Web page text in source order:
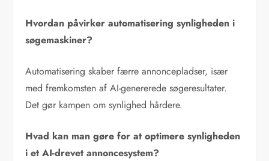
Hvordan påvirker automatisering synligheden i
søgemaskiner?
Automatisering skaber færre annoncepladser, især
med fremkomsten af AI-genererede søgeresultater.
Det gør kampen om synlighed hårdere.
Hvad kan man gøre for at optimere synligheden
i et AI-drevet annoncesystem?